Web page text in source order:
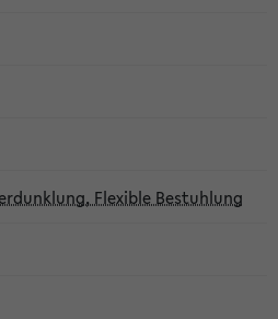
Flexible Bestuhlung